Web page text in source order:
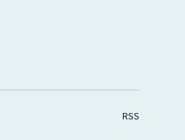
RSS